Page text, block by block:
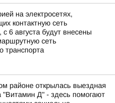
на электросетях,
контактную сеть
с 6 августа будут внесены
сеть
транспорта
районе открылась выездная
"Витамин Д" - здесь помогают